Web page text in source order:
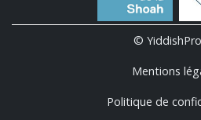
©
Mentions
Politique de